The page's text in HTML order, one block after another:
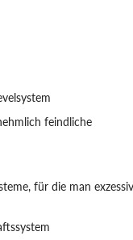
feindliche
für die man exzessiv